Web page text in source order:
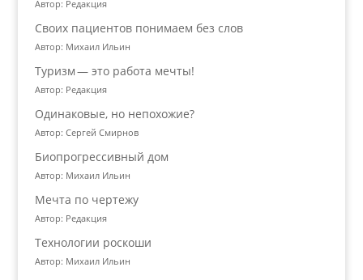
Автор: Редакция
Своих пациентов понимаем без слов
Автор: Михаил Ильин
Туризм — это работа мечты!
Автор: Редакция
Одинаковые, но непохожие?
Автор: Сергей Смирнов
Биопрогрессивный дом
Автор: Михаил Ильин
Мечта по чертежу
Автор: Редакция
Технологии роскоши
Автор: Михаил Ильин